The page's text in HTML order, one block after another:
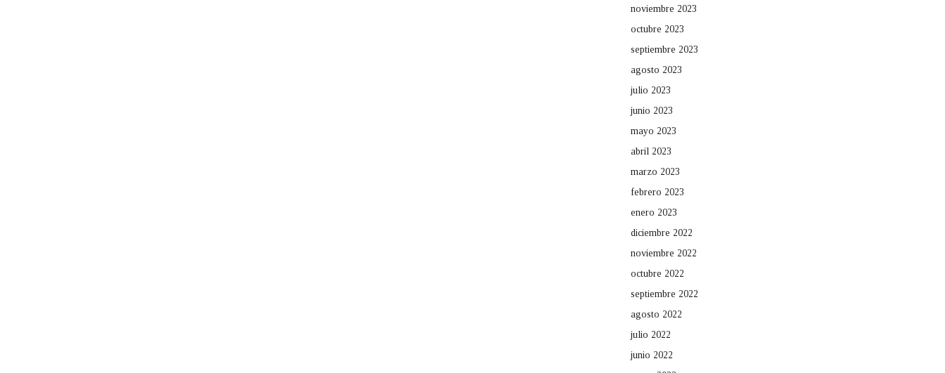
noviembre 2023
octubre 2023
septiembre 2023
agosto 2023
julio 2023
junio 2023
mayo 2023
abril 2023
marzo 2023
febrero 2023
enero 2023
diciembre 2022
noviembre 2022
octubre 2022
septiembre 2022
agosto 2022
julio 2022
junio 2022